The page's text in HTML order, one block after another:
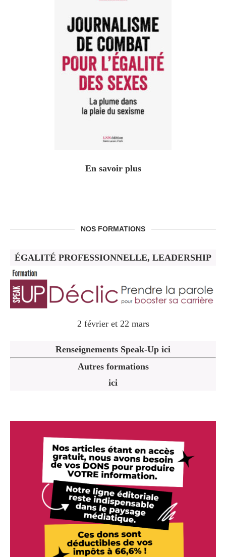
En savoir plus
NOS FORMATIONS
ÉGALITÉ PROFESSIONNELLE, LEADERSHIP
2 février et 22 mars
Renseignements Speak-Up ici
Autres formations
ici